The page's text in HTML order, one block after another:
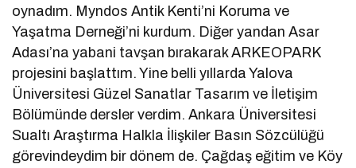
oynadım. Myndos Antik Kenti’ni Koruma ve
Yaşatma Derneği’ni kurdum. Diğer yandan Asar
Adası’na yabani tavşan bırakarak ARKEOPARK
projesini başlattım. Yine belli yıllarda Yalova
Üniversitesi Güzel Sanatlar Tasarım ve İletişim
Bölümünde dersler verdim. Ankara Üniversitesi
Sualtı Araştırma Halkla İlişkiler Basın Sözcülüğü
görevindeydim bir dönem de. Çağdaş eğitim ve Köy